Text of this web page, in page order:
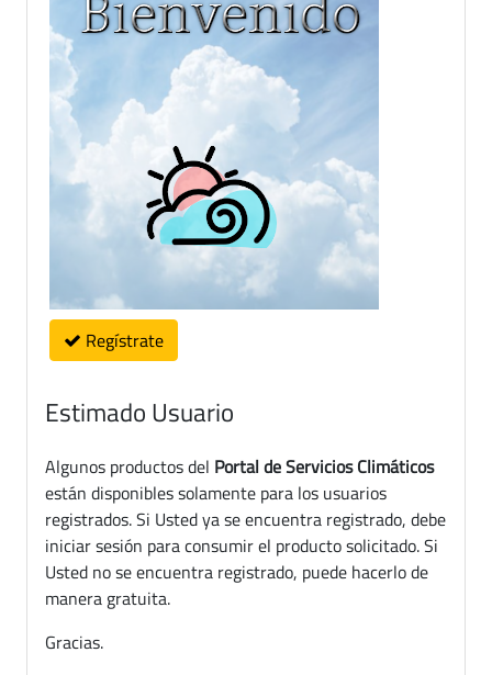
Regístrate
Estimado Usuario
Algunos productos del Portal de Servicios Climáticos
están disponibles solamente para los usuarios
registrados. Si Usted ya se encuentra registrado, debe
iniciar sesión para consumir el producto solicitado. Si
Usted no se encuentra registrado, puede hacerlo de
manera gratuita.
Gracias.